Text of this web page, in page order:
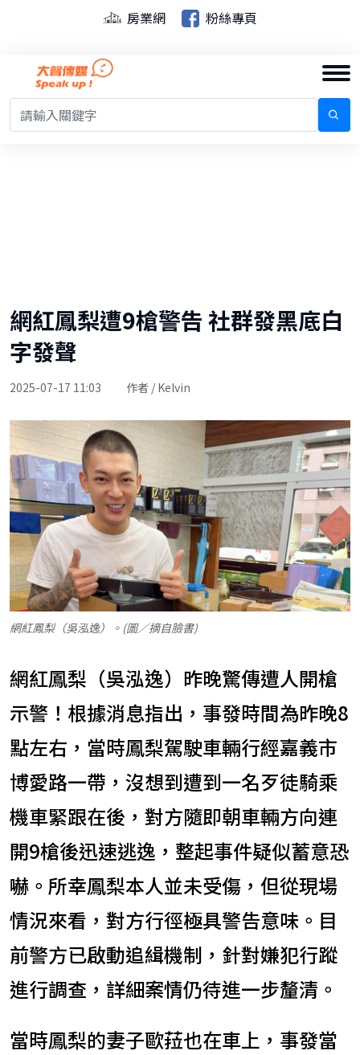
房業網 粉絲專頁
網紅鳳梨遭9槍警告 社群發黑底白
字發聲
2025-07-17 11:03 作者 / Kelvin
網紅鳳梨（吳泓逸）。(圖／摘自臉書)
網紅鳳梨（吳泓逸）昨晚驚傳遭人開槍
示警！根據消息指出，事發時間為昨晚8
點左右，當時鳳梨駕駛車輛行經嘉義市
博愛路一帶，沒想到遭到一名歹徒騎乘
機車緊跟在後，對方隨即朝車輛方向連
開9槍後迅速逃逸，整起事件疑似蓄意恐
嚇。所幸鳳梨本人並未受傷，但從現場
情況來看，對方行徑極具警告意味。目
前警方已啟動追緝機制，針對嫌犯行蹤
進行調查，詳細案情仍待進一步釐清。
當時鳳梨的妻子歐菈也在車上，事發當